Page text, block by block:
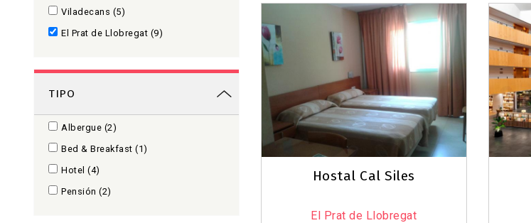
Hostal Cal Siles
El Prat de Llobregat
Viladecans (5)
El Prat de Llobregat (9)
TIPO
Albergue (2)
Bed & Breakfast (1)
Hotel (4)
Pensión (2)